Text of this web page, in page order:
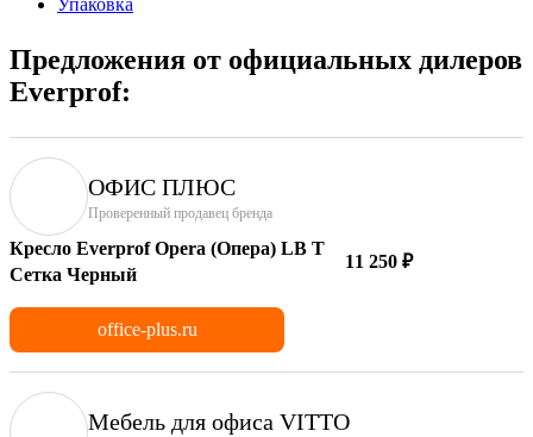
Предложения от официальных дилеров
Everprof:
ОФИС ПЛЮС
Проверенный продавец бренда
Кресло Everprof Opera (Опера) LB T
Сетка Черный
11 250 ₽
office-plus.ru
Мебель для офиса VITTO